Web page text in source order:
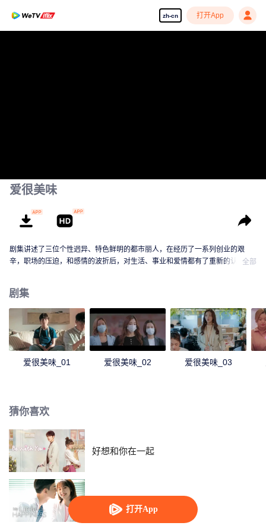
zh-cn 打开App
打开App
爱很美味
剧集讲述了三位个性迥异、特色鲜明的都市丽人，在经历了一系列创业的艰
辛，职场的压迫，和感情的波折后，对生活、事业和爱情都有了重新的认识。
全部
剧集
爱很美味_01 爱很美味_02 爱很美味_03
猜你喜欢
好想和你在一起